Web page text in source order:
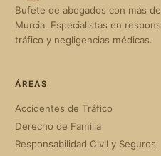
Bufete de abogados con más
Murcia. Especialistas en
tráfico y negligencias médicas.
ÁREAS
Accidentes de Tráfico
Derecho de Familia
Responsabilidad Civil y Seguros